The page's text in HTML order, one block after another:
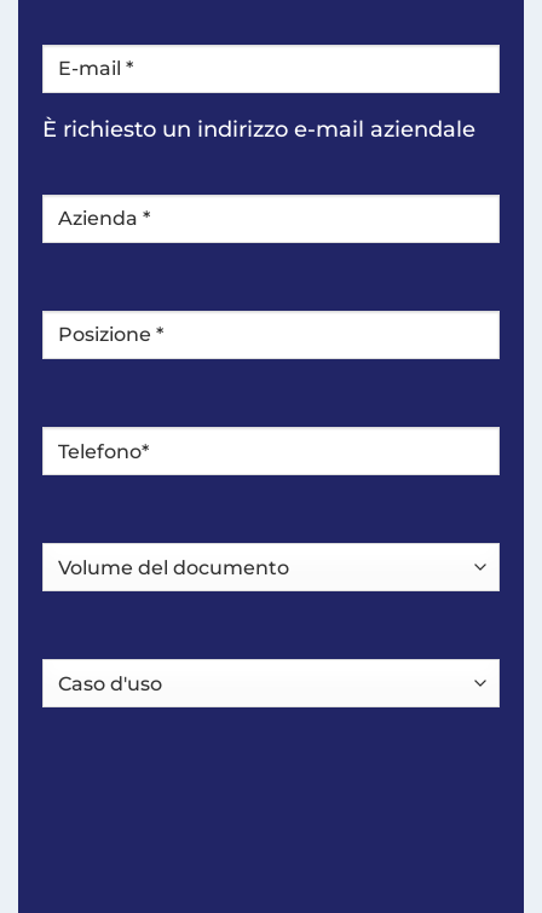
E-
mail*
È richiesto un indirizzo e-mail aziendale
Azienda*
Posizione
Telefono* *
Volume
del
Caso
d'uso